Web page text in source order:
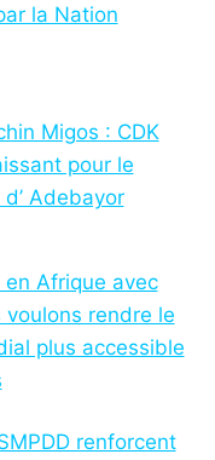
la Nation
Migos : CDK
pour le
Adebayor
en Afrique avec
voulons rendre le
plus accessible
renforcent